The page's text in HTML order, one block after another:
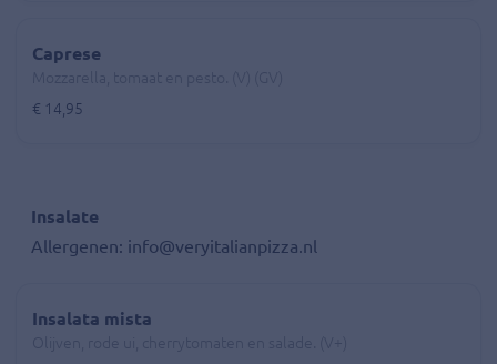
Caprese
€ 14,95
Insalate
Allergenen: info@veryitalianpizza.nl
Insalata mista